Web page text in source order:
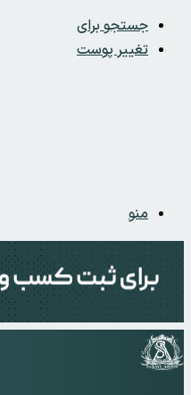
جستجو برای
تغییر پوست
منو